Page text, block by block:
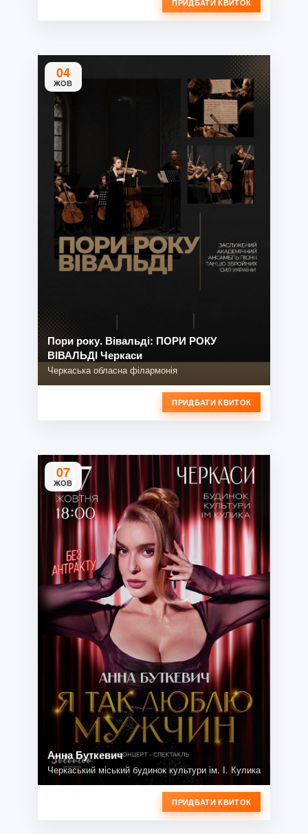
ПРИДБАТИ КВИТОК
04
ЖОВ
Пори року. Вівальді: ПОРИ РОКУ
ВІВАЛЬДІ Черкаси
Черкаська обласна філармонія
ПРИДБАТИ КВИТОК
07
ЖОВ
Анна Буткевич
Черкаський міський будинок культури ім. І. Кулика
ПРИДБАТИ КВИТОК